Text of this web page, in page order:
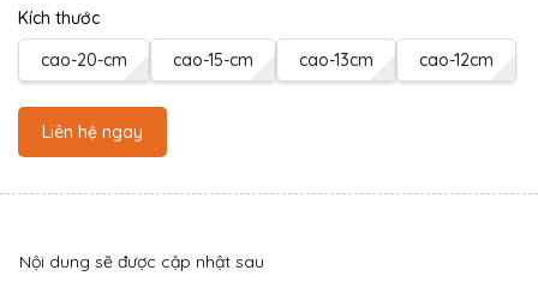
Kích thước
cao-20-cm
cao-15-cm cao-13cm cao-12cm
Liên hệ ngay
Nội dung sẽ được cập nhật sau